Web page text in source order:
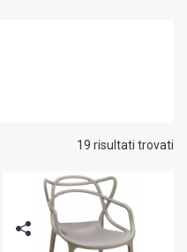
19 risultati trovati